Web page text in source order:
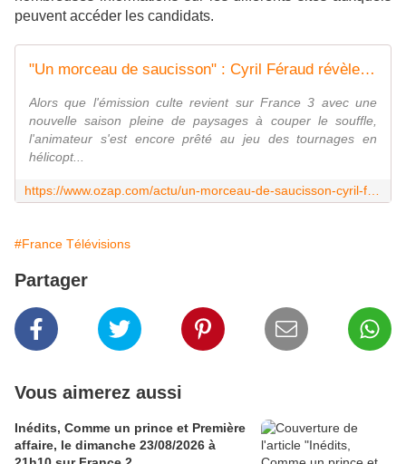
peuvent accéder les candidats.
"Un morceau de saucisson" : Cyril Féraud révèle son étonnant "petit secret" pour ne pas avoir le mal de l'air pendant le tournage de "La Carte aux Trésors" sur France 3
Alors que l'émission culte revient sur France 3 avec une
nouvelle saison pleine de paysages à couper le souffle,
l'animateur s'est encore prêté au jeu des tournages en
hélicopt...
#France Télévisions
Partager
Vous aimerez aussi
Inédits, Comme un prince et Première
affaire, le dimanche 23/08/2026 à